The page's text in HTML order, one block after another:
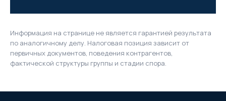
Информация на странице не является гарантией результата
по аналогичному делу. Налоговая позиция зависит от
первичных документов, поведения контрагентов,
фактической структуры группы и стадии спора.